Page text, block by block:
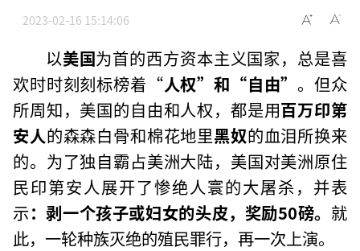
2023-02-16 15:14:06
以美国为首的西方资本主义国家，总是喜
欢时时刻刻标榜着“人权”和“自由” 。但众
所周知，美国的自由和人权，都是用百万印第
安人的森森白骨和棉花地里黑奴的血泪所换来
的。为了独自霸占美洲大陆，美国对美洲原住
民印第安人展开了惨绝人寰的大屠杀，并表
示：剥一个孩子或妇女的头皮，奖励50磅。 就
此，一轮种族灭绝的殖民罪行，再一次上演。